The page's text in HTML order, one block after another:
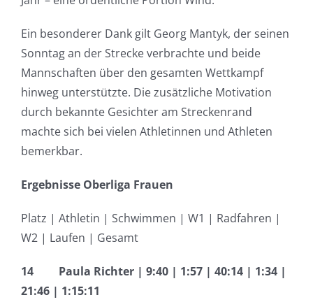
Ein besonderer Dank gilt Georg Mantyk, der seinen
Sonntag an der Strecke verbrachte und beide
Mannschaften über den gesamten Wettkampf
hinweg unterstützte. Die zusätzliche Motivation
durch bekannte Gesichter am Streckenrand
machte sich bei vielen Athletinnen und Athleten
bemerkbar.
Ergebnisse Oberliga Frauen
Platz | Athletin | Schwimmen | W1 | Radfahren |
W2 | Laufen | Gesamt
14 Paula Richter | 9:40 | 1:57 | 40:14 | 1:34 |
21:46 | 1:15:11